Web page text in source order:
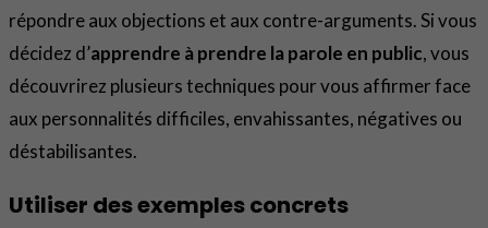
répondre aux objections et aux contre-arguments. Si vous
décidez d’apprendre à prendre la parole en public, vous
découvrirez plusieurs techniques pour vous affirmer face
aux personnalités difficiles, envahissantes, négatives ou
déstabilisantes.
Utiliser des exemples concrets